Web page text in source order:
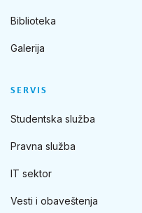
Biblioteka
Galerija
SERVIS
Studentska služba
Pravna služba
IT sektor
Vesti i obaveštenja